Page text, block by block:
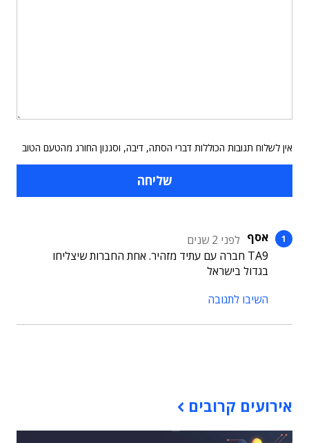
אין לשלוח תגובות הכוללות דברי הסתה, דיבה, וסגנון החורג מהטעם הטוב
אסף לפני 2 שנים
TA9 חברה עם עתיד מזהיר. אחת החברות שיצליחו
בגדול בישראל
השיבו לתגובה
אירועים קרובים